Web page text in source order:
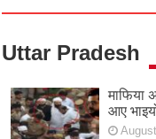
Uttar Pradesh
माफिया
आए